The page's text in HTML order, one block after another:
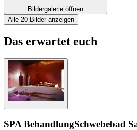
Bildergalerie öffnen
Alle 20 Bilder anzeigen
Das erwartet euch
SPA BehandlungSchwebebad